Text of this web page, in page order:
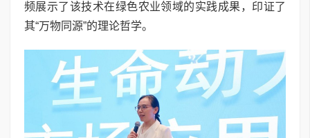
频展示了该技术在绿色农业领域的实践成果，印证了
其“万物同源”的理论哲学。